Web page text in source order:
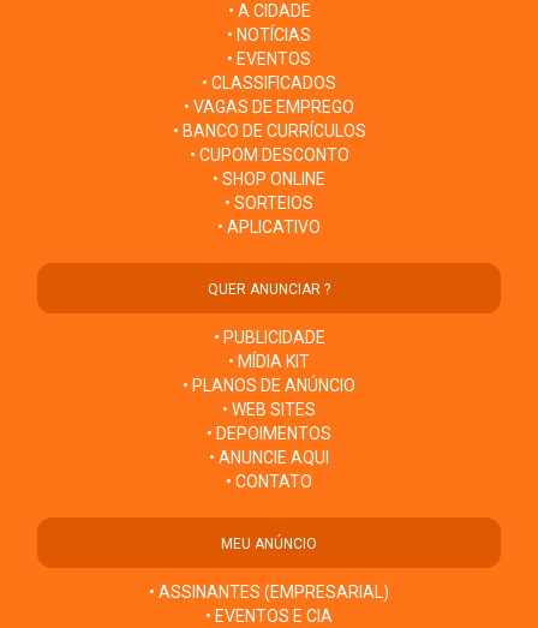
• A CIDADE
• NOTÍCIAS
• EVENTOS
• CLASSIFICADOS
• VAGAS DE EMPREGO
• BANCO DE CURRÍCULOS
• CUPOM DESCONTO
• SHOP ONLINE
• SORTEIOS
• APLICATIVO
QUER ANUNCIAR ?
• PUBLICIDADE
• MÍDIA KIT
• PLANOS DE ANÚNCIO
• WEB SITES
• DEPOIMENTOS
• ANUNCIE AQUI
• CONTATO
MEU ANÚNCIO
• ASSINANTES (EMPRESARIAL)
• EVENTOS E CIA